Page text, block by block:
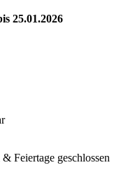
25.01.2026
Feiertage geschlossen